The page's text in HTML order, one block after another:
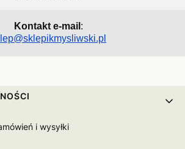
Kontakt e-mail :
i wysyłki